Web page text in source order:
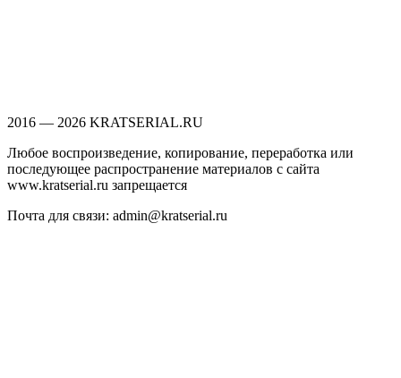
2016 — 2026 KRATSERIAL.RU
Любое воспроизведение, копирование, переработка или
последующее распространение материалов с сайта
www.kratserial.ru запрещается
Почта для связи: admin@kratserial.ru